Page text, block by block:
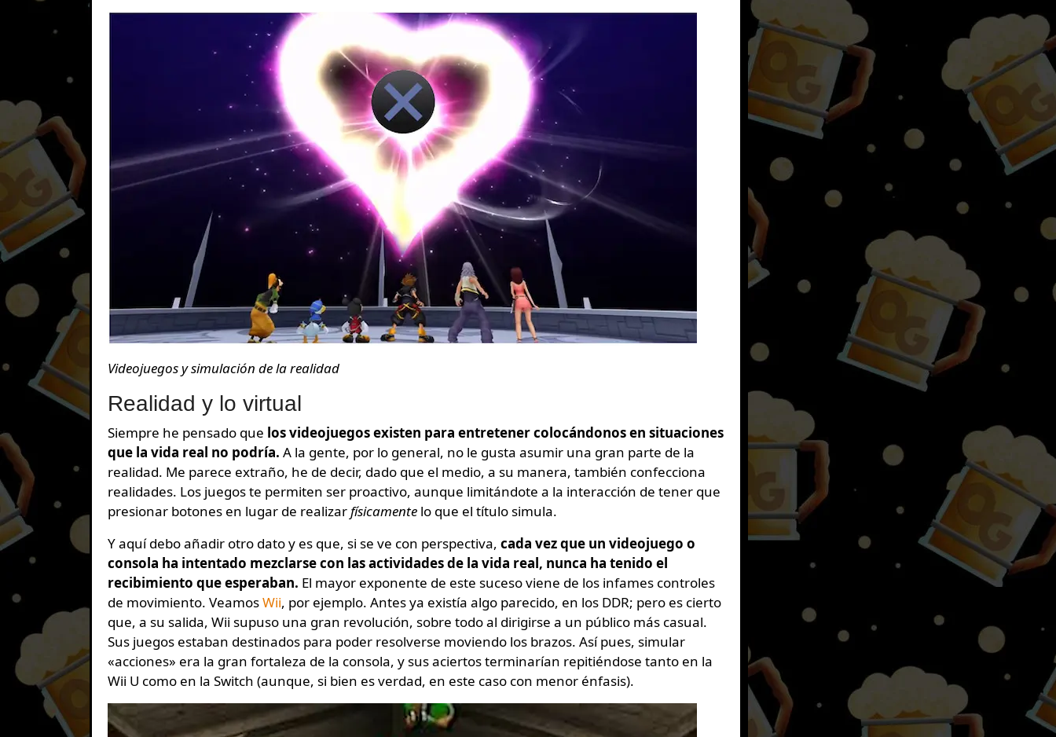
Videojuegos y simulación de la realidad
Realidad y lo virtual
Siempre he pensado que los videojuegos existen para entretener colocándonos en situaciones
que la vida real no podría. A la gente, por lo general, no le gusta asumir una gran parte de la
realidad. Me parece extraño, he de decir, dado que el medio, a su manera, también confecciona
realidades. Los juegos te permiten ser proactivo, aunque limitándote a la interacción de tener que
presionar botones en lugar de realizarfísicamente lo que el título simula.
Y aquí debo añadir otro dato y es que, si se ve con perspectiva, cada vez que un videojuego o
consola ha intentado mezclarse con las actividades de la vida real, nunca ha tenido el
recibimiento que esperaban. El mayor exponente de este suceso viene de los infames controles
de movimiento. VeamosWii, por ejemplo. Antes ya existía algo parecido, en los DDR; pero es cierto
que, a su salida, Wii supuso una gran revolución, sobre todo al dirigirse a un público más casual.
Sus juegos estaban destinados para poder resolverse moviendo los brazos. Así pues, simular
«acciones» era la gran fortaleza de la consola, y sus aciertos terminarían repitiéndose tanto en la
Wii U como en la Switch (aunque, si bien es verdad, en este caso con menor énfasis).